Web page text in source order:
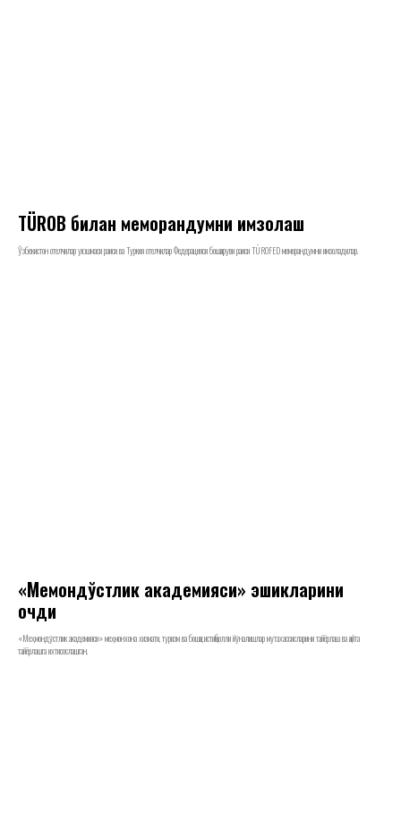
TÜROB билан меморандумни имзолаш
Ўзбекистон отелчилар уюшмаси раиси ва Туркия отелчилар Федерацияси бошқаруви раиси TÜROFED меморандумни имзоладилар.
«Меҳмондўстлик академияси» эшикларини
очди
«Меҳмондўстлик академияси» меҳмонхона хизмати, туризм ва бошқа истиқболли йўналишлар мутахассисларини тайёрлаш ва қайта
тайёрлашга ихтисослашган.